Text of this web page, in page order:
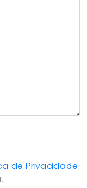
de Privacidade